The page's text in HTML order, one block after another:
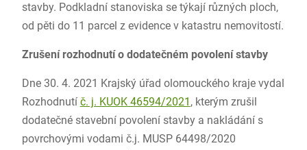
stavby. Podkladní stanoviska se týkají různých ploch,
od pěti do 11 parcel z evidence v katastru nemovitostí.
Zrušení rozhodnutí o dodatečném povolení stavby
Dne 30. 4. 2021 Krajský úřad olomouckého kraje vydal
Rozhodnutí č. j. KUOK 46594/2021 , kterým zrušil
dodatečné stavební povolení stavby a nakládání s
povrchovými vodami č.j. MUSP 64498/2020